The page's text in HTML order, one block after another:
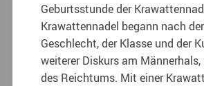
Geburtsstunde der
Krawattennadel begann nach
Geschlecht, der Klasse und der
weiterer Diskurs am
des Reichtums. Mit einer